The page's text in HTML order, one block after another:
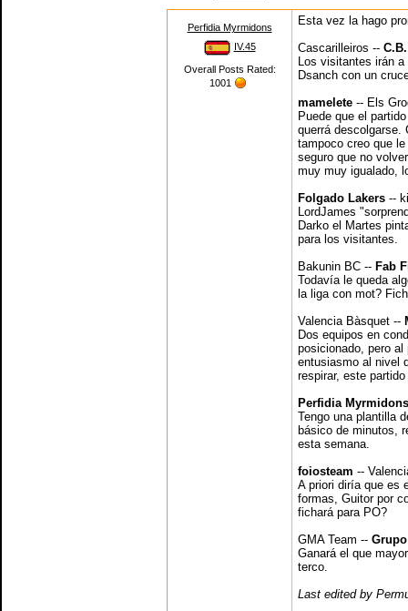
Perfidia Myrmidons
IV.45
Overall Posts Rated:
1001
Esta vez la hago
Cascarilleiros --
Los visitantes irán
Dsanch con un
mamelete -- Els
Puede que el
querrá descolgarse.
tampoco creo que
seguro que no
muy muy igualado,
Folgado Lakers --
LordJames
Darko el Martes
para los visitantes.
Bakunin BC -- Fab
Todavía le queda
la liga con mot?
Valencia Bàsquet --
Dos equipos en
posicionado, pero
entusiasmo al nivel
respirar, este
Perfidia Myrmidons
Tengo una plantilla
básico de minutos,
esta semana.
foiosteam --
A priori diría que es
formas, Guitor por
fichará para PO?
GMA Team --
Ganará el que
terco.
Last edited by